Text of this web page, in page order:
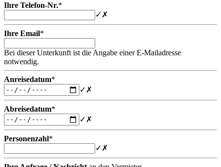
Ihre Telefon-Nr.*
✓ ✗
Ihre Email*
Bei dieser Unterkunft ist die Angabe einer E-Mailadresse
notwendig.
Anreisedatum*
✓ ✗
Abreisedatum*
✓ ✗
Personenzahl*
✓ ✗